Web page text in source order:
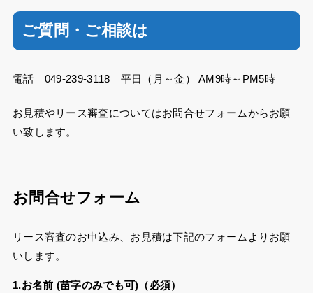
ご質問・ご相談は
電話 049-239-3118 平日（月～金） AM9時～PM5時
お見積やリース審査についてはお問合せフォームからお願
い致します。
お問合せフォーム
リース審査のお申込み、お見積は下記のフォームよりお願
いします。
1.お名前 (苗字のみでも可)（必須）